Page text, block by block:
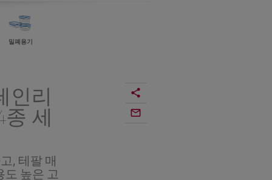
밀폐용기
리
세
, 테팔 매
도 높은 고